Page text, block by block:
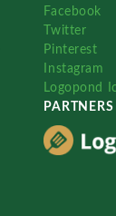
Facebook
Twitter
Pinterest
Instagram
Logopond
PARTNERS